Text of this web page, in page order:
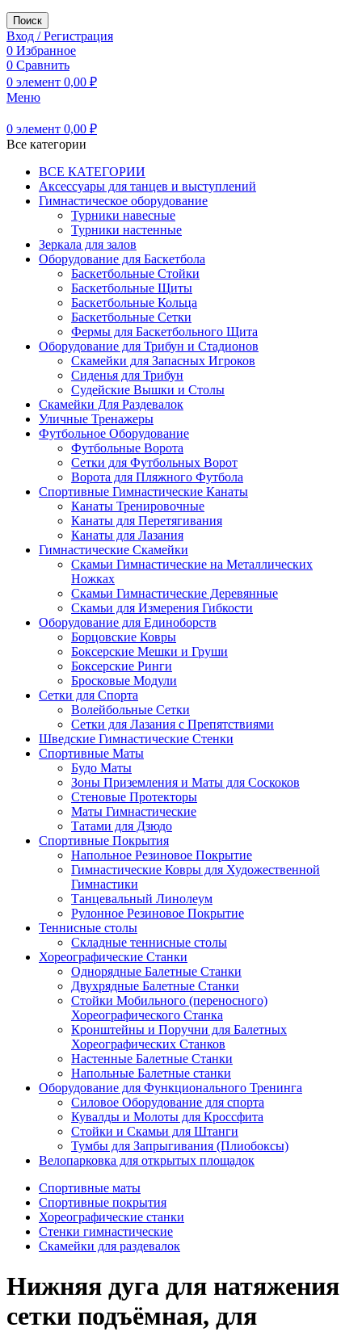
Поиск
Вход / Регистрация
0 Избранное
0 Сравнить
0 элемент 0,00 ₽
Меню
0 элемент 0,00 ₽
Все категории
ВСЕ КАТЕГОРИИ
Аксессуары для танцев и выступлений
Гимнастическое оборудование
Турники навесные
Турники настенные
Зеркала для залов
Оборудование для Баскетбола
Баскетбольные Стойки
Баскетбольные Щиты
Баскетбольные Кольца
Баскетбольные Сетки
Фермы для Баскетбольного Щита
Оборудование для Трибун и Стадионов
Скамейки для Запасных Игроков
Сиденья для Трибун
Судейские Вышки и Столы
Скамейки Для Раздевалок
Уличные Тренажеры
Футбольное Оборудование
Футбольные Ворота
Сетки для Футбольных Ворот
Ворота для Пляжного Футбола
Спортивные Гимнастические Канаты
Канаты Тренировочные
Канаты для Перетягивания
Канаты для Лазания
Гимнастические Скамейки
Скамьи Гимнастические на Металлических
Ножках
Скамьи Гимнастические Деревянные
Скамьи для Измерения Гибкости
Оборудование для Единоборств
Борцовские Ковры
Боксерские Мешки и Груши
Боксерские Ринги
Бросковые Модули
Сетки для Спорта
Волейбольные Сетки
Сетки для Лазания с Препятствиями
Шведские Гимнастические Стенки
Спортивные Маты
Будо Маты
Зоны Приземления и Маты для Соскоков
Стеновые Протекторы
Маты Гимнастические
Татами для Дзюдо
Спортивные Покрытия
Напольное Резиновое Покрытие
Гимнастические Ковры для Художественной
Гимнастики
Танцевальный Линолеум
Рулонное Резиновое Покрытие
Теннисные столы
Складные теннисные столы
Хореографические Станки
Однорядные Балетные Станки
Двухрядные Балетные Станки
Стойки Мобильного (переносного)
Хореографического Станка
Кронштейны и Поручни для Балетных
Хореографических Станков
Настенные Балетные Станки
Напольные Балетные станки
Оборудование для Функционального Тренинга
Силовое Оборудование для спорта
Кувалды и Молоты для Кроссфита
Стойки и Скамьи для Штанги
Тумбы для Запрыгивания (Плиобоксы)
Велопарковка для открытых площадок
Спортивные маты
Спортивные покрытия
Хореографические станки
Стенки гимнастические
Скамейки для раздевалок
Нижняя дуга для натяжения
сетки подъёмная, для